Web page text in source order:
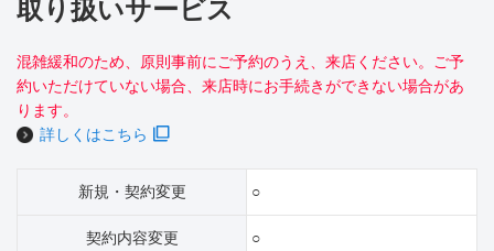
取り扱いサービス
混雑緩和のため、原則事前にご予約のうえ、来店ください。ご予
約いただけていない場合、来店時にお手続きができない場合があ
ります。
詳しくはこちら
新規・契約変更 ○
契約内容変更 ○